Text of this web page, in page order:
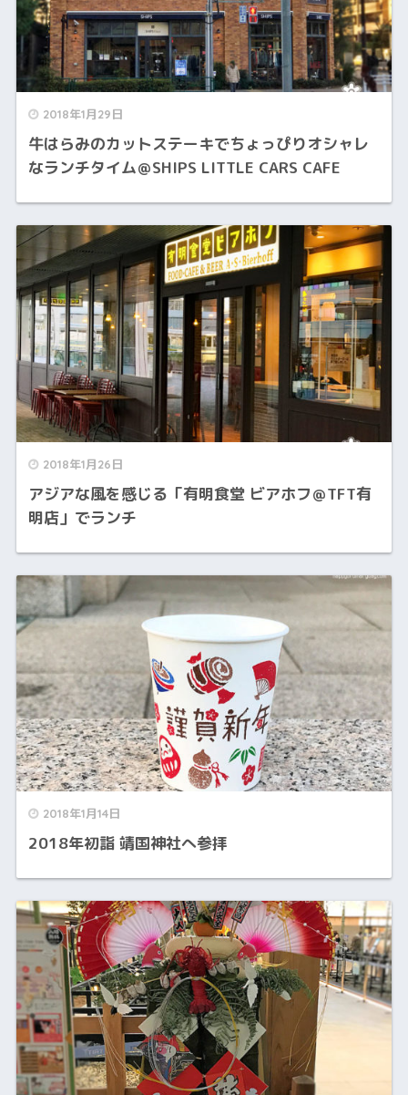
2018年1月29日
牛はらみのカットステーキでちょっぴりオシャレ
なランチタイム＠SHIPS LITTLE CARS CAFE
2018年1月26日
アジアな風を感じる「有明食堂 ビアホフ＠TFT有
明店」でランチ
2018年1月14日
2018年初詣 靖国神社へ参拝